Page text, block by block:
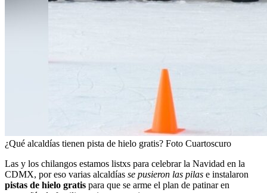
¿Qué alcaldías tienen pista de hielo gratis? Foto Cuartoscuro
Las y los chilangos estamos listxs para celebrar la Navidad en la
CDMX, por eso varias alcaldías se pusieron las pilas e instalaron
pistas de hielo gratis para que se arme el plan de patinar en